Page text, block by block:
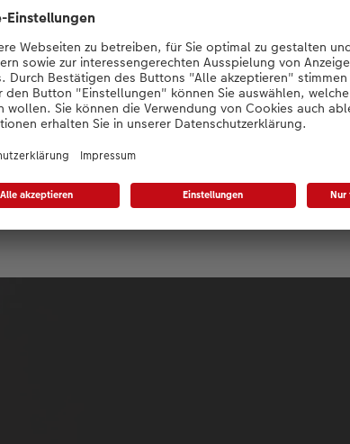
fotografischster Moment?
Feuersalamander fotografieren durfte. In dem
Das ist ein Tier, was ich nur selten
Als es dann geklappt hat, war das
und Glück.